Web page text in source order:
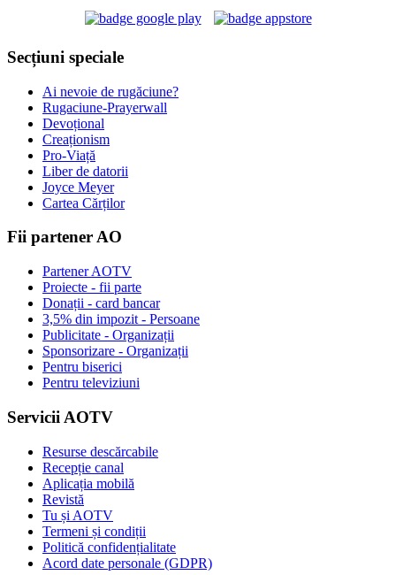
Secțiuni speciale
Ai nevoie de rugăciune?
Rugaciune-Prayerwall
Devoțional
Creaționism
Pro-Viață
Liber de datorii
Joyce Meyer
Cartea Cărților
Fii partener AO
Partener AOTV
Proiecte - fii parte
Donații - card bancar
3,5% din impozit - Persoane
Publicitate - Organizații
Sponsorizare - Organizații
Pentru biserici
Pentru televiziuni
Servicii AOTV
Resurse descărcabile
Recepție canal
Aplicația mobilă
Revistă
Tu și AOTV
Termeni și condiții
Politică confidențialitate
Acord date personale (GDPR)